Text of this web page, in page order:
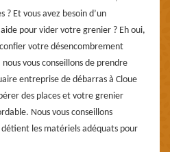
Et vous avez besoin d’un
pour vider votre grenier ? Eh oui,
votre désencombrement
vous conseillons de prendre
entreprise de débarras à Cloue
des places et votre grenier
Nous vous conseillons
les matériels adéquats pour